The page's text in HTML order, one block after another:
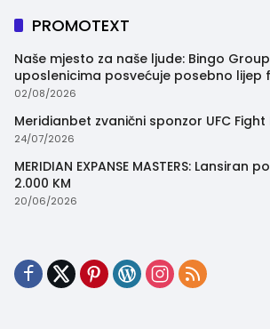
PROMOTEXT
Naše mjesto za naše ljude: Bingo
uposlenicima posvećuje posebno lijep
trenutak
02/08/2026
Meridianbet zvanični sponzor UFC
24/07/2026
MERIDIAN EXPANSE MASTERS:
2.000 KM
20/06/2026